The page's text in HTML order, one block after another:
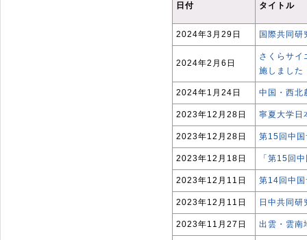
日付 タイトル
2024年3月29日 国際共同
2024年2月6日
さくらサイ
施しました
2024年1月24日 中国・西北
2023年12月28日 寧夏大学日
2023年12月28日 第15回中
2023年12月18日 「第15回
2023年12月11日 第14回中
2023年12月11日 日中共同研
2023年11月27日 出雲・雲南